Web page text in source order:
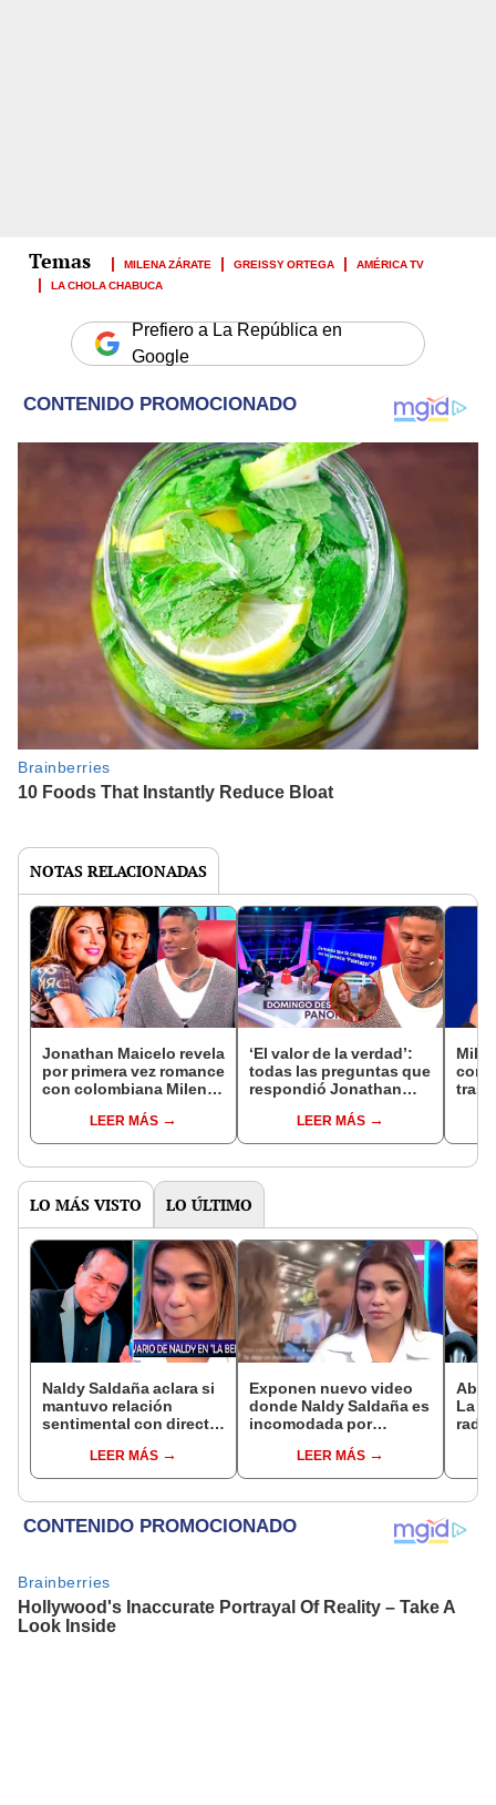
MILENA ZÁRATE GREISSY ORTEGA
AMÉRICA TV
LA CHOLA CHABUCA
Prefiero a La República en
Google
NOTAS RELACIONADAS
Jonathan Maicelo revela
por primera vez romance
con colombiana Milena
pasamos bien"
LEER MÁS
‘El valor de la verdad’:
todas las preguntas que
respondió Jonathan
LEER MÁS
tras
LO MÁS VISTO LO ÚLTIMO
Naldy Saldaña aclara si
mantuvo relación
sentimental con director
denunciarlo por
tocamientos: “Me
LEER MÁS
Exponen nuevo video
donde Naldy Saldaña es
incomodada por
Luz: la agarra de la
mano sin su
LEER MÁS
La